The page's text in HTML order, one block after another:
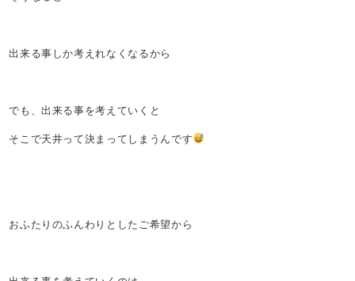
出来る事しか考えれなくなるから
でも、出来る事を考えていくと
そこで天井って決まってしまうんです
おふたりのふんわりとしたご希望から